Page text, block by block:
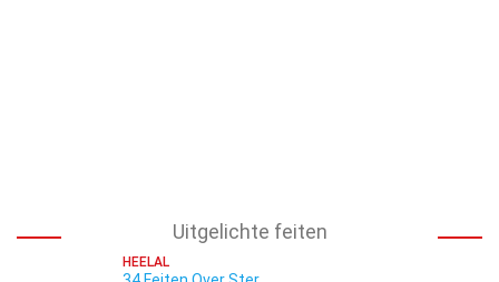
Uitgelichte feiten
HEELAL